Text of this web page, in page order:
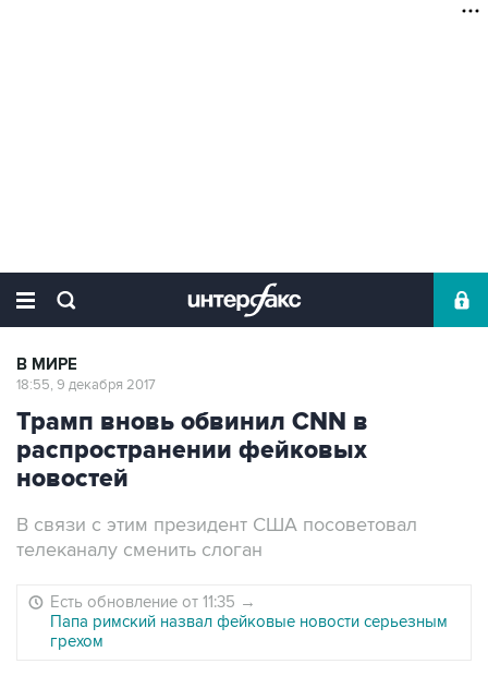
В МИРЕ
18:55, 9 декабря 2017
Трамп вновь обвинил CNN в
распространении фейковых
новостей
В связи с этим президент США посоветовал
телеканалу сменить слоган
Есть обновление от 11:35 →
Папа римский назвал фейковые новости серьезным
грехом